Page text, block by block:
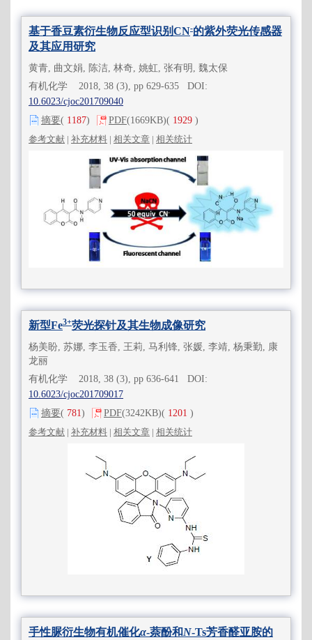
基于香豆素衍生物反应型识别CN-的紫外荧光传感器
及其应用研究
黄青, 曲文娟, 陈洁, 林奇, 姚虹, 张有明, 魏太保
有机化学 2018, 38 (3), pp 629-635 DOI:
10.6023/cjoc201709040
摘要( 1187) PDF(1669KB)( 1929 )
参考文献 | 补充材料 | 相关文章 | 相关统计
新型Fe3+荧光探针及其生物成像研究
杨美盼, 苏娜, 李玉香, 王莉, 马利锋, 张媛, 李靖, 杨秉勤, 康
龙丽
有机化学 2018, 38 (3), pp 636-641 DOI:
10.6023/cjoc201709017
摘要( 781) PDF(3242KB)( 1201 )
参考文献 | 补充材料 | 相关文章 | 相关统计
手性脲衍生物有机催化α-萘酚和N-Ts芳香醛亚胺的